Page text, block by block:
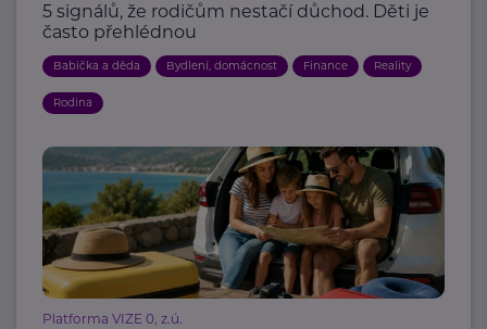
5 signálů, že rodičům nestačí důchod. Děti je
často přehlédnou
Babička a děda Bydlení, domácnost Finance Reality
Rodina
Platforma VIZE 0, z.ú.